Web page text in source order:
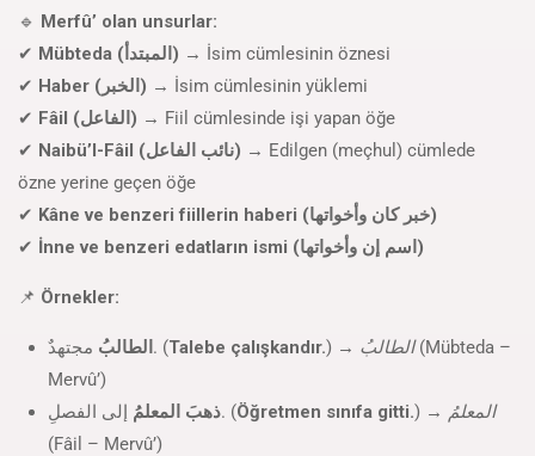
🔹 Merfû’ olan unsurlar:
✔
Mübteda (المبتدأ) → İsim cümlesinin öznesi
✔
Haber (الخبر) → İsim cümlesinin yüklemi
✔
Fâil (الفاعل) → Fiil cümlesinde işi yapan öğe
✔
Naibü’l-Fâil (نائب الفاعل) → Edilgen (meçhul) cümlede
özne yerine geçen öğe
✔
Kâne ve benzeri fiillerin haberi (خبر كان وأخواتها)
✔
İnne ve benzeri edatların ismi (اسم إن وأخواتها)
📌 Örnekler:
الطالبُ مجتهدٌ. (Talebe çalışkandır.) → الطالبُ(Mübteda –
Mervû’)
ذهبَ المعلمُإلى الفصلِ. (Öğretmen sınıfa gitti.) → المعلمُ
(Fâil – Mervû’)